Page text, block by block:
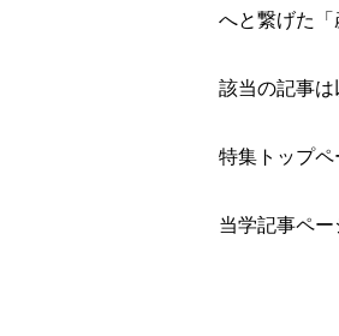
へと繋げた「
該当の記事は
特集トップ
当学記事ペ